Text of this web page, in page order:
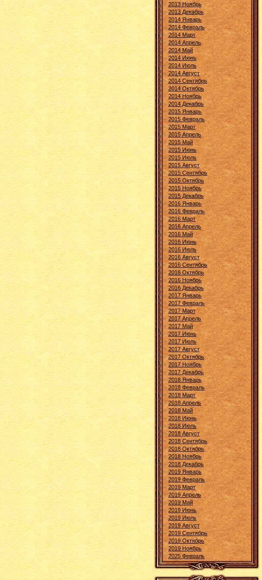
2013 Ноябрь
2013 Декабрь
2014 Январь
2014 Февраль
2014 Март
2014 Апрель
2014 Май
2014 Июнь
2014 Июль
2014 Август
2014 Сентябрь
2014 Октябрь
2014 Ноябрь
2014 Декабрь
2015 Январь
2015 Февраль
2015 Март
2015 Апрель
2015 Май
2015 Июнь
2015 Июль
2015 Август
2015 Сентябрь
2015 Октябрь
2015 Ноябрь
2015 Декабрь
2016 Январь
2016 Февраль
2016 Март
2016 Апрель
2016 Май
2016 Июнь
2016 Июль
2016 Август
2016 Сентябрь
2016 Октябрь
2016 Ноябрь
2016 Декабрь
2017 Январь
2017 Февраль
2017 Март
2017 Апрель
2017 Май
2017 Июнь
2017 Июль
2017 Август
2017 Октябрь
2017 Ноябрь
2017 Декабрь
2018 Январь
2018 Февраль
2018 Март
2018 Апрель
2018 Май
2018 Июнь
2018 Июль
2018 Август
2018 Сентябрь
2018 Октябрь
2018 Ноябрь
2018 Декабрь
2019 Январь
2019 Февраль
2019 Март
2019 Апрель
2019 Май
2019 Июнь
2019 Июль
2019 Август
2019 Сентябрь
2019 Октябрь
2019 Ноябрь
2025 Февраль